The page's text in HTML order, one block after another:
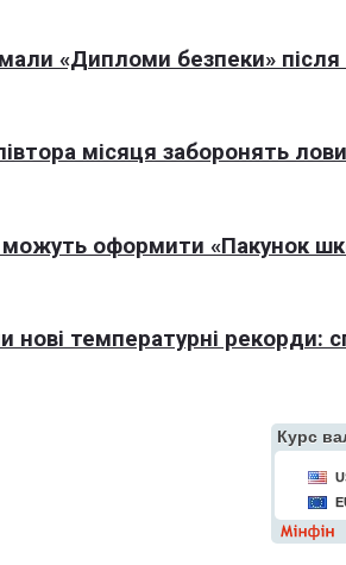
«Дипломи безпеки»
місяця заборонять
оформити «Пакунок
нові температурні рекорди: